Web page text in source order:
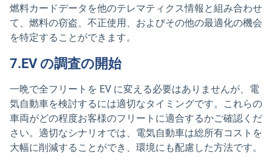
燃料カードデータを他のテレマティクス情報と組み合わせ
て、燃料の窃盗、不正使用、およびその他の最適化の機会
を特定することができます。
7.EV の調査の開始
一晩で全フリートを EV に変える必要はありませんが、電
気自動車を検討するには適切なタイミングです。これらの
車両がどの程度お客様のフリートに適合するかご確認くだ
さい。適切なシナリオでは、電気自動車は総所有コストを
大幅に削減することができ、環境にも配慮した方法です。